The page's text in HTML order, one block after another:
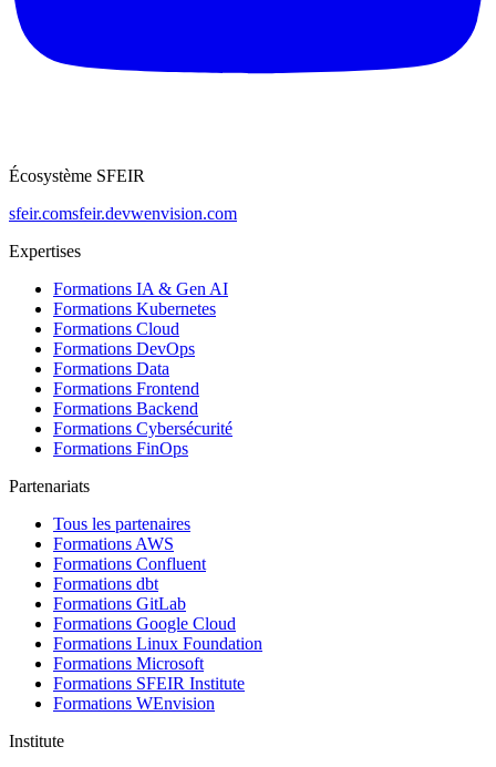
Écosystème SFEIR
sfeir.comsfeir.devwenvision.com
Expertises
Formations IA & Gen AI
Formations Kubernetes
Formations Cloud
Formations DevOps
Formations Data
Formations Frontend
Formations Backend
Formations Cybersécurité
Formations FinOps
Partenariats
Tous les partenaires
Formations AWS
Formations Confluent
Formations dbt
Formations GitLab
Formations Google Cloud
Formations Linux Foundation
Formations Microsoft
Formations SFEIR Institute
Formations WEnvision
Institute